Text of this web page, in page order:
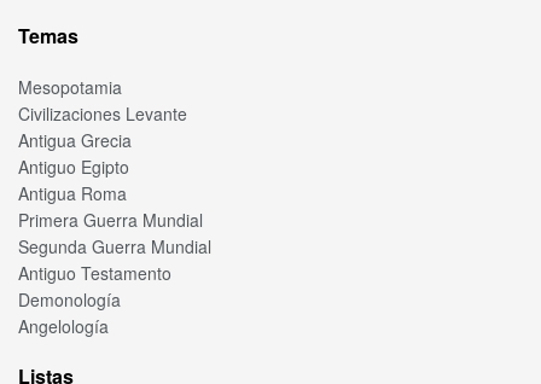
Temas
Mesopotamia
Civilizaciones Levante
Antigua Grecia
Antiguo Egipto
Antigua Roma
Primera Guerra Mundial
Segunda Guerra Mundial
Antiguo Testamento
Demonología
Angelología
Listas